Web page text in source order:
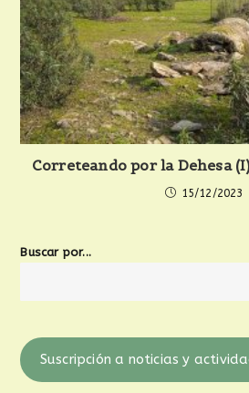
Correteando por la Dehesa
15/12/2023
Buscar por...
Suscripción a noticias y